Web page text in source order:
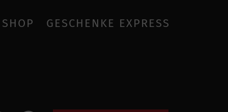
SHOP GESCHENKE EXPRESS